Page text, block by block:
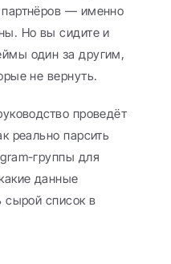
— именно
Но вы сидите и
один за другим,
не вернуть.
проведёт
реально парсить
группы для
данные
сырой список в